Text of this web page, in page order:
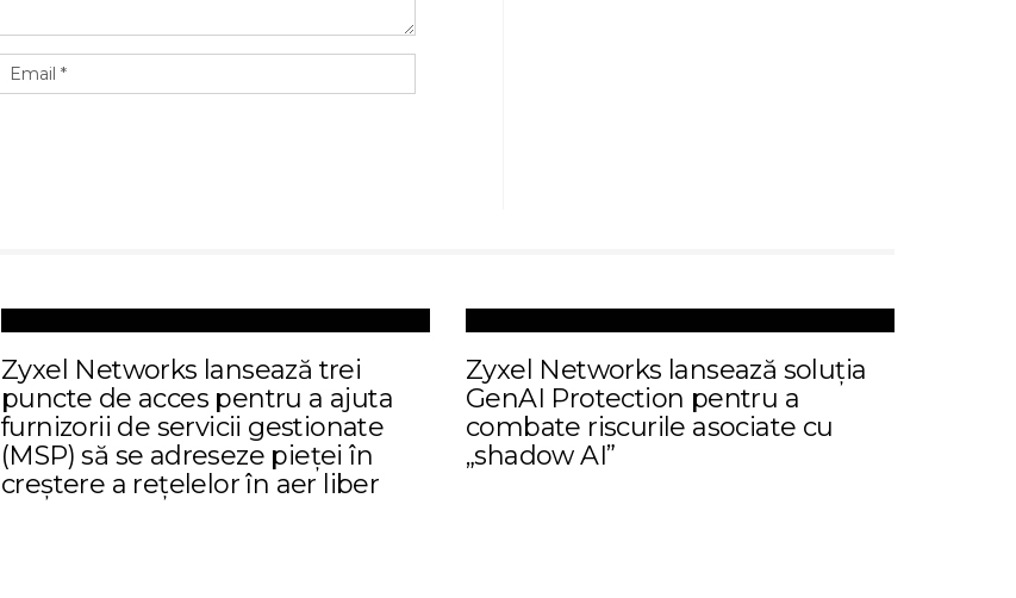
Zyxel Networks lansează trei
puncte de acces pentru a ajuta
furnizorii de servicii gestionate
(MSP) să se adreseze pieței în
creștere a rețelelor în aer liber
Zyxel Networks lansează soluția
GenAI Protection pentru a
combate riscurile asociate cu
„shadow AI”